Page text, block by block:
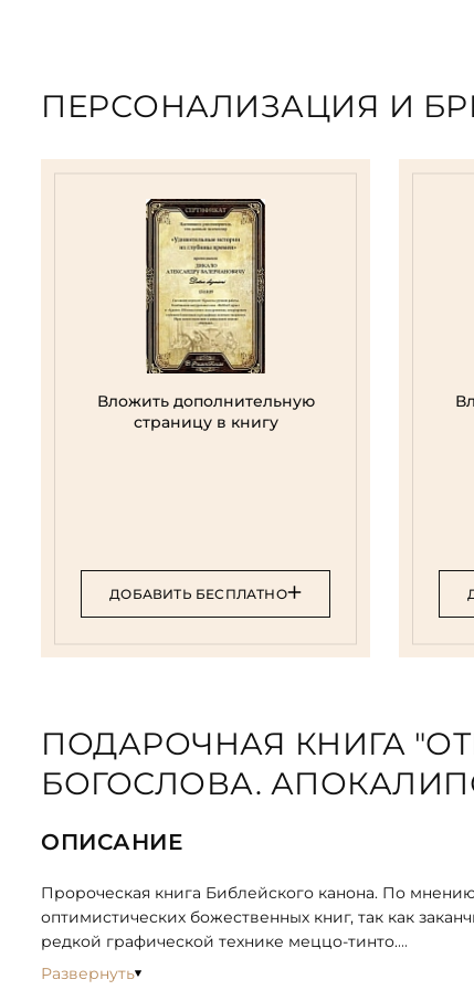
ПЕРСОНАЛИЗАЦИЯ И
Вложить дополнительную
страницу в книгу
ДОБАВИТЬ БЕСПЛАТНО
ПОДАРОЧНАЯ КНИГА
БОГОСЛОВА.
ОПИСАНИЕ
Пророческая книга Библейского канона. По
оптимистических божественных книг, так как
редкой графической технике меццо-тинто.
Развернуть